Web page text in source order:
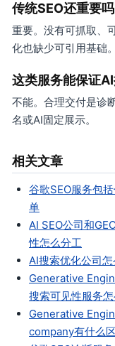
传统SEO还重要吗
重要。没有可抓取、
化也缺少可引用基础。
这类服务能保证AI
不能。合理交付是诊
名或AI固定展示。
相关文章
谷歌SEO服务包
单
AI SEO公司和
性怎么分工
AI搜索优化公司
Generative
搜索可见性服务
Generative
company有什么